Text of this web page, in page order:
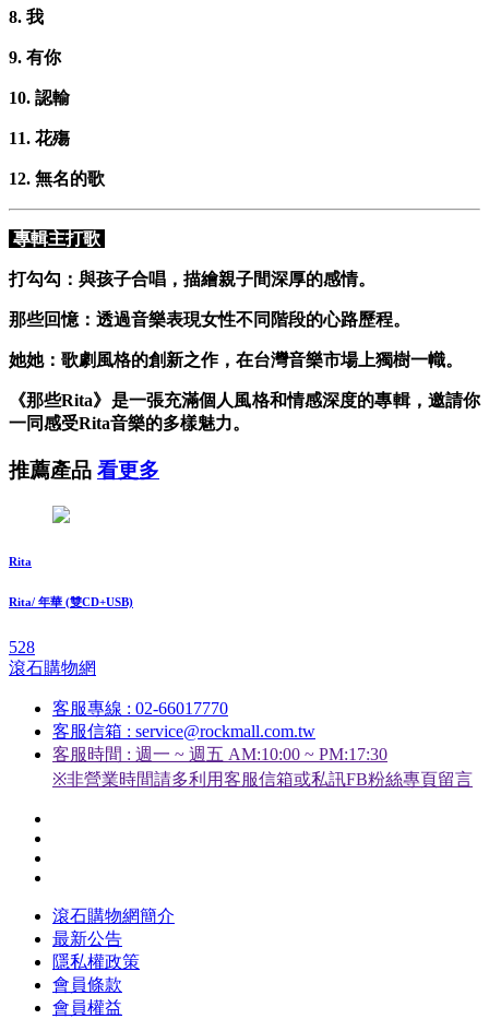
8. 我
9. 有你
10. 認輸
11. 花殤
12. 無名的歌
專輯主打歌
打勾勾：與孩子合唱，描繪親子間深厚的感情。
那些回憶：透過音樂表現女性不同階段的心路歷程。
她她：歌劇風格的創新之作，在台灣音樂市場上獨樹一幟。
《那些Rita》是一張充滿個人風格和情感深度的專輯，邀請你
一同感受Rita音樂的多樣魅力。
推薦產品 看更多
Rita
Rita/ 年華 (雙CD+USB)
528
滾石購物網
客服專線 : 02-66017770
客服信箱 : service@rockmall.com.tw
客服時間 : 週一 ~ 週五 AM:10:00 ~ PM:17:30
※非營業時間請多利用客服信箱或私訊FB粉絲專頁留言
滾石購物網簡介
最新公告
隱私權政策
會員條款
會員權益